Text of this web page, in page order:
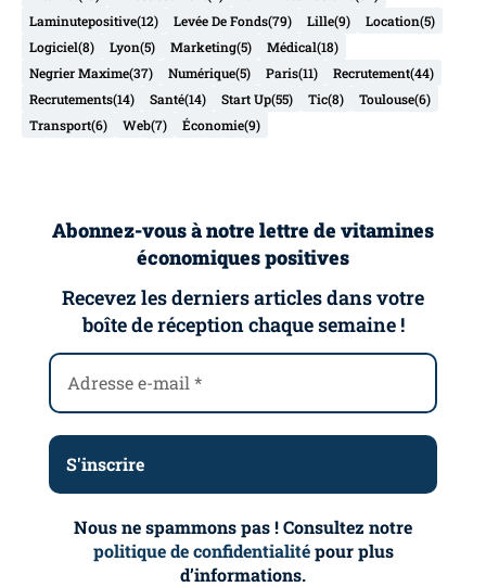
Laminutepositive(12) Levée De Fonds(79) Lille(9) Location(5)
Logiciel(8) Lyon(5) Marketing(5) Médical(18)
Negrier Maxime(37) Numérique(5) Paris(11) Recrutement(44)
Recrutements(14) Santé(14) Start Up(55) Tic(8) Toulouse(6)
Transport(6) Web(7) Économie(9)
Abonnez-vous à notre lettre de vitamines
économiques positives
Recevez les derniers articles dans votre
boîte de réception chaque semaine !
Nous ne spammons pas ! Consultez notre
politique de confidentialitépour plus
d’informations.